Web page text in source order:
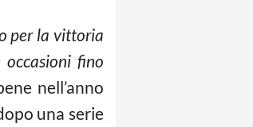
per la vittoria
fino
nell’anno
una serie